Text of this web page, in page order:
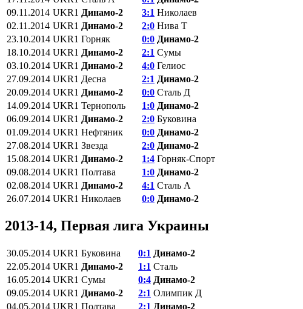
09.11.2014 UKR1 Динамо-2 3:1 Николаев
02.11.2014 UKR1 Динамо-2 2:0 Нива Т
23.10.2014 UKR1 Горняк 0:0 Динамо-2
18.10.2014 UKR1 Динамо-2 2:1 Сумы
03.10.2014 UKR1 Динамо-2 4:0 Гелиос
27.09.2014 UKR1 Десна 2:1 Динамо-2
20.09.2014 UKR1 Динамо-2 0:0 Сталь Д
14.09.2014 UKR1 Тернополь 1:0 Динамо-2
06.09.2014 UKR1 Динамо-2 2:0 Буковина
01.09.2014 UKR1 Нефтяник 0:0 Динамо-2
27.08.2014 UKR1 Звезда 2:0 Динамо-2
15.08.2014 UKR1 Динамо-2 1:4 Горняк-Спорт
09.08.2014 UKR1 Полтава 1:0 Динамо-2
02.08.2014 UKR1 Динамо-2 4:1 Сталь А
26.07.2014 UKR1 Николаев 0:0 Динамо-2
2013-14, Первая лига Украины
30.05.2014 UKR1 Буковина 0:1 Динамо-2
22.05.2014 UKR1 Динамо-2 1:1 Сталь
16.05.2014 UKR1 Сумы 0:4 Динамо-2
09.05.2014 UKR1 Динамо-2 2:1 Олимпик Д
04.05.2014 UKR1 Полтава 2:1 Динамо-2